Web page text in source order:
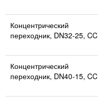
Концентрический
переходник, DN32-25, CC
Концентрический
переходник, DN40-15, CC